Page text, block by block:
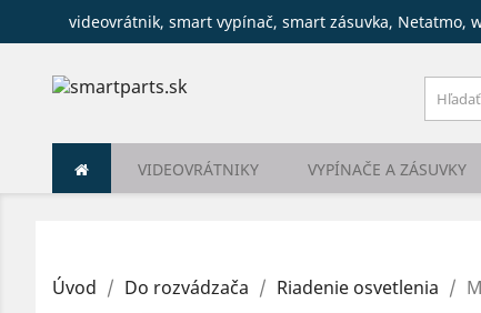
videovrátnik, smart vypínač, smart zásuvka, Netatmo,
VIDEOVRÁTNIKY VYPÍNAČE A ZÁSUVKY
Úvod Do rozvádzača Riadenie osvetlenia